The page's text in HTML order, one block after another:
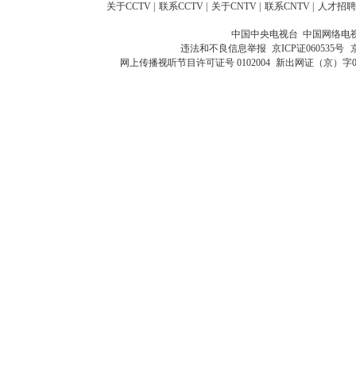
关于CCTV 联系CCTV 关于CNTV 联系CNTV 人才招聘
中国中央电视台 中国网络电
违法和不良信息举报 京ICP证060535号
网上传播视听节目许可证号 0102004 新出网证（京）